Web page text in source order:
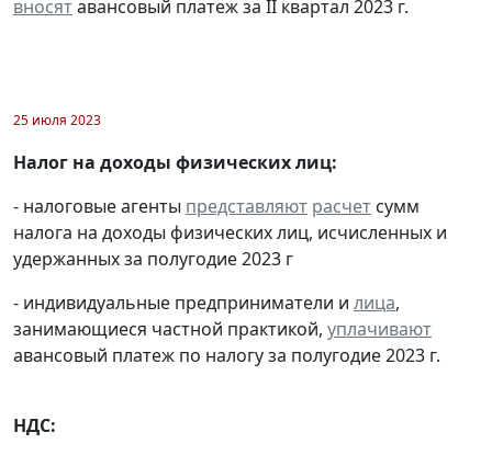
вносятавансовый платеж за II квартал 2023 г.
25 июля 2023
Налог на доходы физических лиц:
- налоговые агенты представляют расчет сумм
налога на доходы физических лиц, исчисленных и
удержанных за полугодие 2023 г
- индивидуальные предприниматели и лица,
занимающиеся частной практикой, уплачивают
авансовый платеж по налогу за полугодие 2023 г.
НДС: